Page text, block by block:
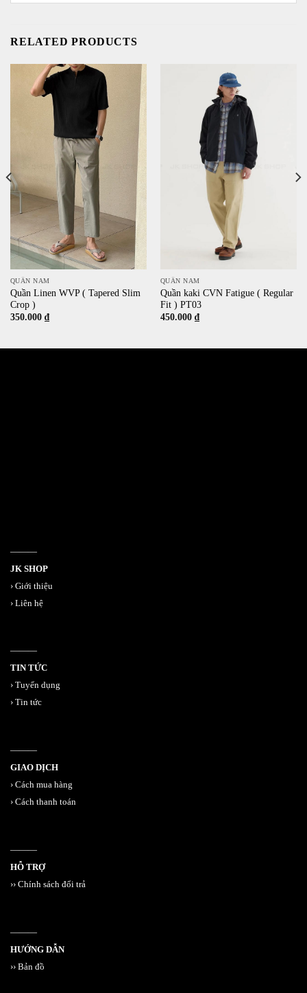
RELATED PRODUCTS
QUẦN NAM
Quần Linen WVP ( Tapered Slim
Crop )
350.000 ₫
QUẦN NAM
Quần kaki CVN Fatigue ( Regular
Fit ) PT03
450.000 ₫
———
JK SHOP
› Giới thiệu
› Liên hệ
———
TIN TỨC
› Tuyển dụng
› Tin tức
———
GIAO DỊCH
› Cách mua hàng
› Cách thanh toán
———
HỖ TRỢ
›› Chính sách đổi trả
———
HƯỚNG DẪN
›› Bản đồ